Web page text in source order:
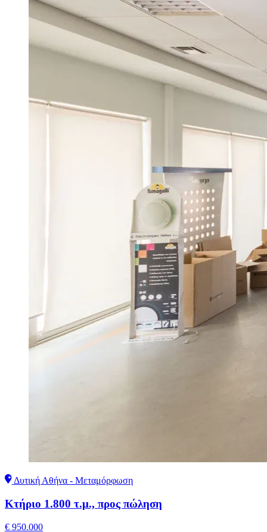
Δυτική Αθήνα - Μεταμόρφωση
Κτήριο 1.800 τ.μ., προς πώληση
€ 950.000